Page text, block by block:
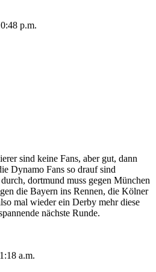
p.m.
sind keine Fans, aber gut, dann
Dynamo Fans so drauf sind
dortmund muss gegen München
die Bayern ins Rennen, die Kölner
mal wieder ein Derby mehr diese
nächste Runde.
a.m.